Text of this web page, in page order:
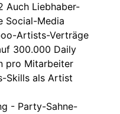
Auch Liebhaber-
Social-Media
Artists-Verträge
300.000 Daily
pro Mitarbeiter
Skills als Artist
- Party-Sahne-